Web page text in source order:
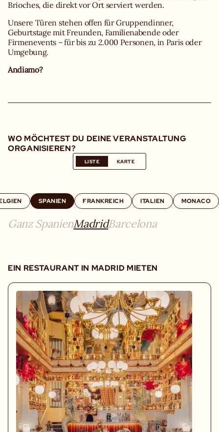
Brioches, die direkt vor Ort serviert werden.
Unsere Türen stehen offen für Gruppendinner,
Geburtstage mit Freunden, Familienabende oder
Firmenevents – für bis zu 2.000 Personen, in Paris oder
Umgebung.
Andiamo?
WO MÖCHTEST DU DEINE VERANSTALTUNG
ORGANISIEREN?
LISTE KARTE
SPANIEN FRANKREICH ITALIEN MONACO
Ganz SpanienMadridBarcelona
EIN RESTAURANT IN MADRID MIETEN